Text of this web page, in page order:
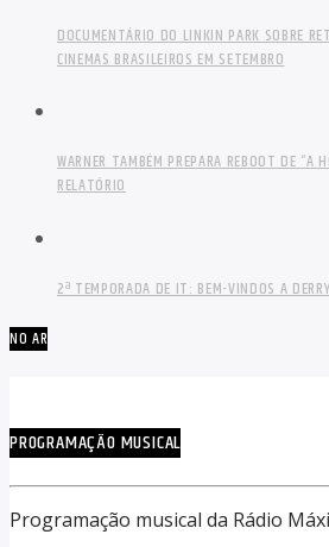
DOCUMENTÁRIO DO LINKIN PARK SOBRE
CINEMAS BRASILEIROS EM SETEMBRO
WARNER TAMBÉM PREPARA REBOOT DE “A
RELATÓRIO
2ª TEMPORADA DE IT: BEM-VINDOS A
NO AR
PROGRAMAÇÃO MUSICAL
Programação musical da Rádio